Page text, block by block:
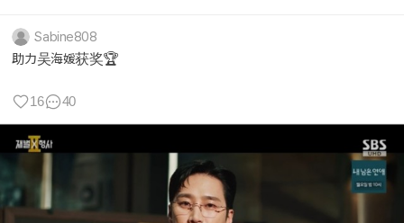
Sabine808
助力吴海媛获奖🏆
16 40